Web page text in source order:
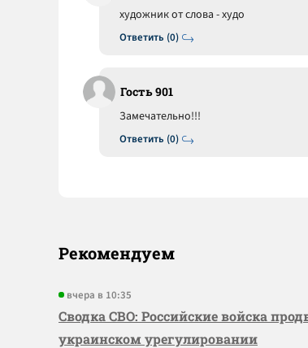
Ответить (0)
художник от слова - худо
Гость 901
Ответить (0)
Замечательно!!!
Рекомендуем
вчера в 10:35
Сводка СВО: Российские войска
украинском урегулировании